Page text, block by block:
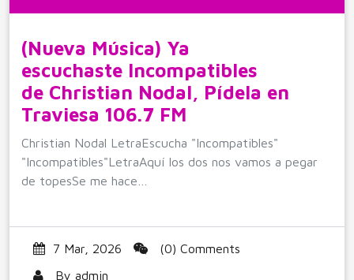
(Nueva Música) Ya
escuchaste Incompatibles
de Christian Nodal, Pídela en
Traviesa 106.7 FM
Christian Nodal LetraEscucha "Incompatibles"
"Incompatibles"LetraAquí los dos nos vamos a pegar
de topesSe me hace…
7 Mar, 2026
(0) Comments
By admin